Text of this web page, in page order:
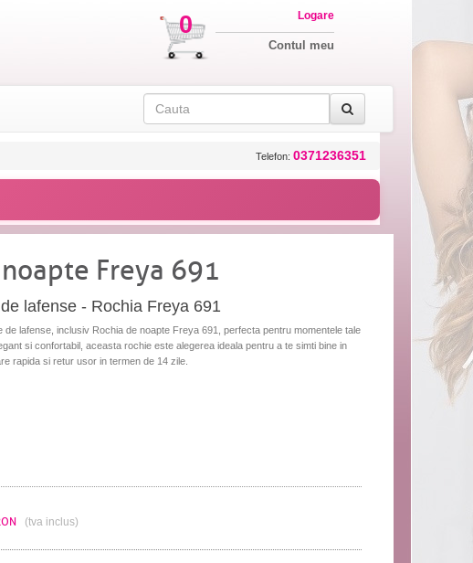
0 Logare
Contul meu
Telefon: 0371236351
Freya 691
lafense - Rochia Freya 691
de lafense, inclusiv Rochia de noapte Freya 691, perfecta pentru momentele tale
si confortabil, aceasta rochie este alegerea ideala pentru a te simti bine in
rapida si retur usor in termen de 14 zile.
(tva inclus)